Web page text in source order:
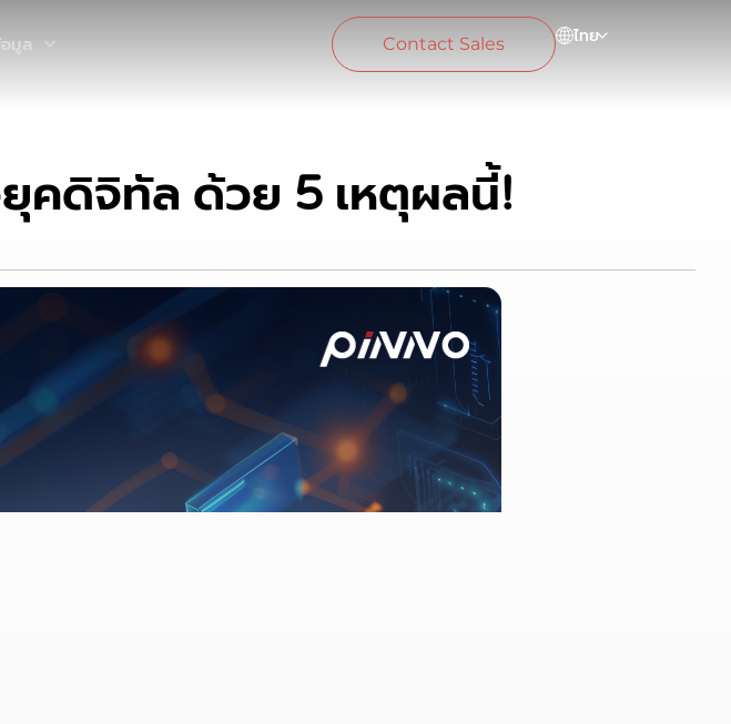
มูล Contact Sales ไทย
ยุคดิจิทัล ด้วย 5 เหตุผลนี้!